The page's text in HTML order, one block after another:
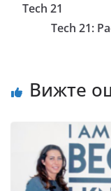
Tech 21
Tech 21:
Вижте